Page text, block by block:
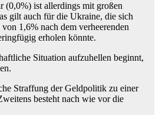
(0,0%) ist allerdings mit großen
gilt auch für die Ukraine, die sich
1,6% nach dem verheerenden
erholen könnte.
Situation aufzuhellen beginnt,
Straffung der Geldpolitik zu einer
besteht nach wie vor die